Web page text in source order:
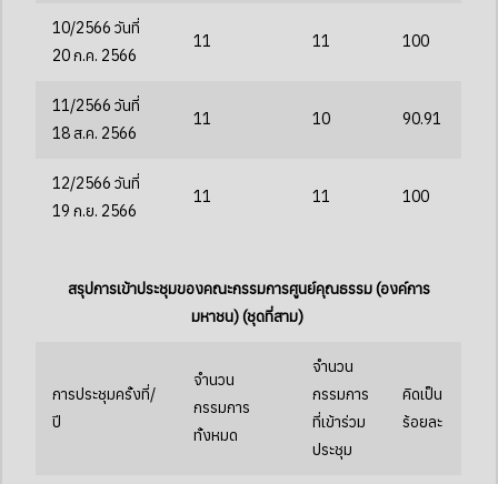
10/2566 วันที่
20 ก.ค. 2566
11 11 100
11/2566 วันที่
18 ส.ค. 2566
11 10 90.91
12/2566 วันที่
19 ก.ย. 2566
11 11 100
สรุปการเข้าประชุมของคณะกรรมการศูนย์คุณธรรม (องค์การ
มหาชน) (ชุดที่สาม)
การประชุมครั้งที่/
ปี
จำนวน
กรรมการ
ทั้งหมด
จำนวน
กรรมการ
ที่เข้าร่วม
ประชุม
คิดเป็น
ร้อยละ